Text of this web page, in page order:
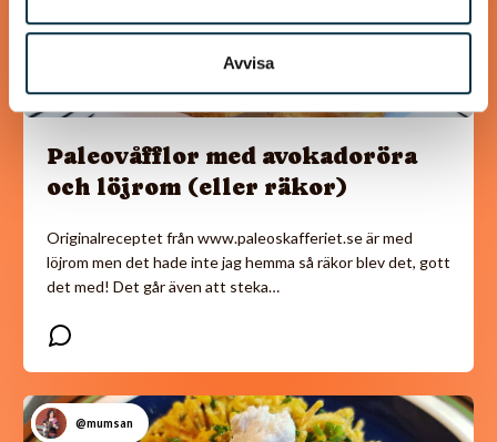
Avvisa
Paleovåfflor med avokadoröra
och löjrom (eller räkor)
Originalreceptet från www.paleoskafferiet.se är med
löjrom men det hade inte jag hemma så räkor blev det, gott
det med! Det går även att steka…
@mumsan